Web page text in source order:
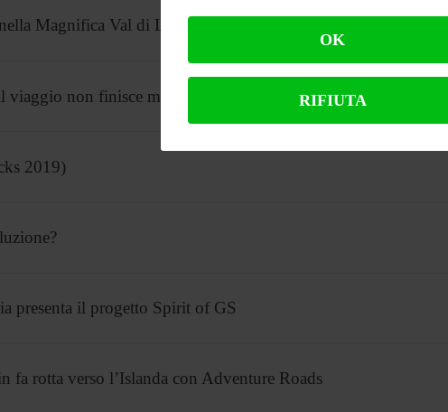
Magnifica Val di Luce
viaggio non finisce mai
2019)
presenta il progetto Spirit of GS
rotta verso l’Islanda con Adventure Roads
OK
RIFIUTA